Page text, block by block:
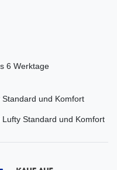
6 Werktage
und Komfort
Standard und Komfort